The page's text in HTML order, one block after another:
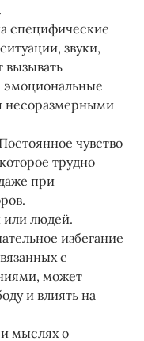
специфические
звуки,
вызывать
несоразмерными
чувство
трудно
при
или людей.
избегание
с
может
и влиять на
мыслях о